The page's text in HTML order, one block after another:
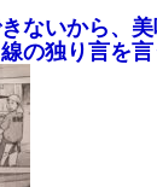
ないから、
の独り言を言